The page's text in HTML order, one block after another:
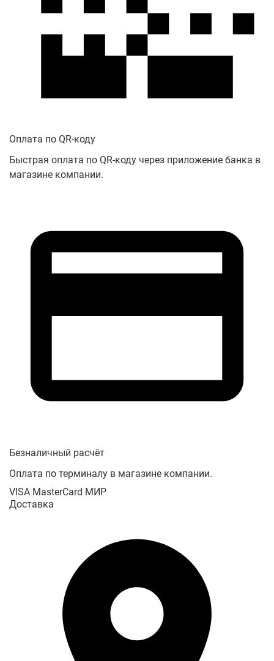
Оплата по QR-коду
Быстрая оплата по QR-коду через приложение банка в
магазине компании.
Безналичный расчёт
Оплата по терминалу в магазине компании.
VISA MasterCard МИР
Доставка